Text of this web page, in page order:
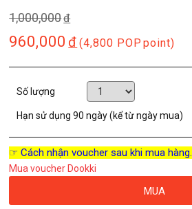
1,000,000đ
960,000 đ (4,800 POP point)
Số lượng
Hạn sử dụng90 ngày (kể từ ngày mua)
☞ Cách nhận voucher sau khi mua hàng.
Mua voucher Dookki
MUA